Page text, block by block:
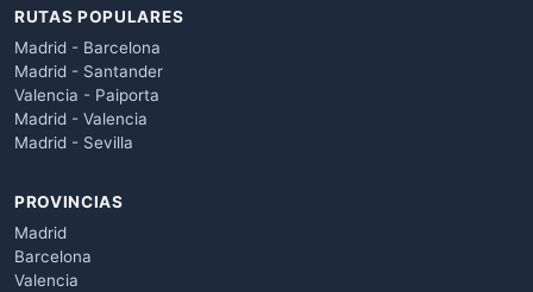
RUTAS POPULARES
Madrid - Barcelona
Madrid - Santander
Valencia - Paiporta
Madrid - Valencia
Madrid - Sevilla
PROVINCIAS
Madrid
Barcelona
Valencia